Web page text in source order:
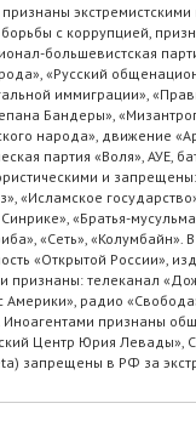
признаны
с коррупцией,
большевистская
«Русский
иммиграции»,
Бандеры»,
народа», движение
партия «Воля», АУЕ,
и
«Исламское
«Братья-
«Сеть», «Колумбайн».
«Открытой России»,
признаны: телеканал
Америки», радио
признаны
Центр Юрия Левады»,
запрещены в РФ за